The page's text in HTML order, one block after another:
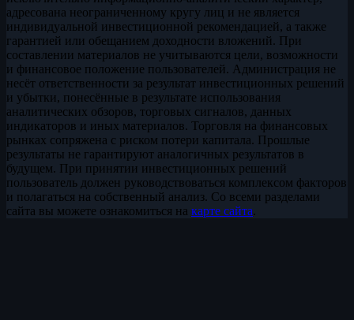
адресована неограниченному кругу лиц и не является
индивидуальной инвестиционной рекомендацией, а также
гарантией или обещанием доходности вложений. При
составлении материалов не учитываются цели, возможности
и финансовое положение пользователей. Администрация не
несёт ответственности за результат инвестиционных решений
и убытки, понесённые в результате использования
аналитических обзоров, торговых сигналов, данных
индикаторов и иных материалов. Торговля на финансовых
рынках сопряжена с риском потери капитала. Прошлые
результаты не гарантируют аналогичных результатов в
будущем. При принятии инвестиционных решений
пользователь должен руководствоваться комплексом факторов
и полагаться на собственный анализ. Со всеми разделами
сайта вы можете ознакомиться на карте сайта.